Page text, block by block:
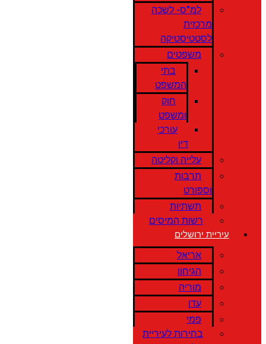
למ"ס- לשכה
מרכזית
לסטטיסטיקה
משפטים
בתי
המשפט
חוק
ומשפט
עורכי
דין
עלייה וקליטה
תרבות
וספורט
תשתיות
רשות המיסים
עיריית ירושלים
אריאל
הגיחון
מוריה
עדן
פמי
בחירות לעיריית